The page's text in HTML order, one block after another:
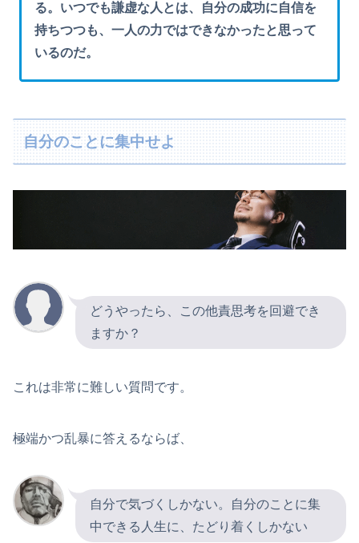
る。いつでも謙虚な人とは、自分の成功に自信を
持ちつつも、一人の力ではできなかったと思って
いるのだ。
自分のことに集中せよ
どうやったら、この他責思考を回避でき
ますか？
これは非常に難しい質問です。
極端かつ乱暴に答えるならば、
自分で気づくしかない。自分のことに集
中できる人生に、たどり着くしかない